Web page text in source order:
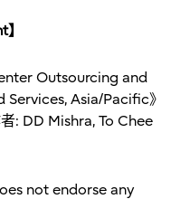
】
Outsourcing and
Asia/Pacific》
: DD Mishra, To Chee
not endorse any